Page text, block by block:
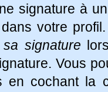
signature à
votre
signature
Vous
en cochant la